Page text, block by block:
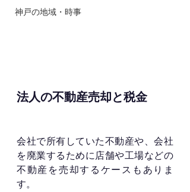
神戸の地域・時事
法人の不動産売却と税金
会社で所有していた不動産や、会社
を廃業するために店舗や工場などの
不動産を売却するケースもありま
す。